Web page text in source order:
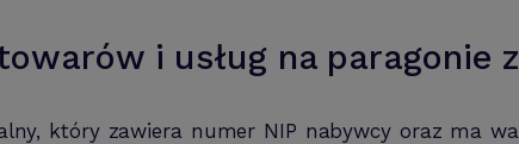
i usług na paragonie
który zawiera numer NIP nabywcy oraz ma